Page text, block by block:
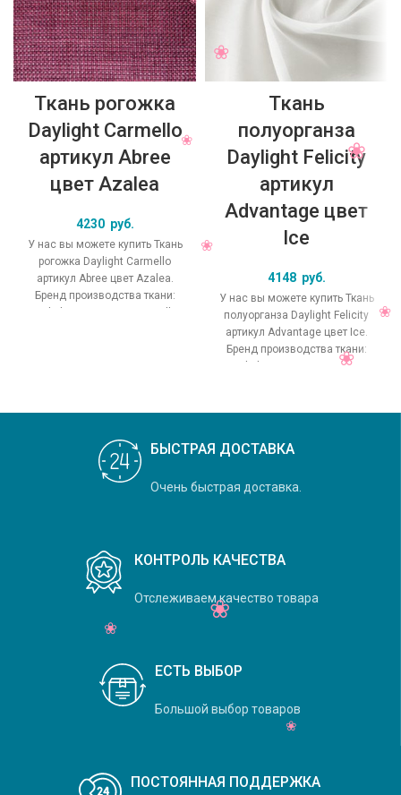
Ткань рогожка
Daylight Carmello
артикул Abree
цвет Azalea
4230 руб.
У нас вы можете купить Ткань
рогожка Daylight Carmello
артикул Abree цвет Azalea.
Бренд производства ткани:
Daylight, коллекция Carmello,
Ткань
полуорганза
Daylight Felicity
артикул
Advantage цвет
Ice
4148 руб.
У нас вы можете купить Ткань
полуорганза Daylight Felicity
артикул Advantage цвет Ice.
Бренд производства ткани:
Daylight, коллекция Felicity,
БЫСТРАЯ ДОСТАВКА
Очень быстрая доставка.
КОНТРОЛЬ КАЧЕСТВА
Отслеживаем качество товара
ЕСТЬ ВЫБОР
Большой выбор товаров
ПОСТОЯННАЯ ПОДДЕРЖКА